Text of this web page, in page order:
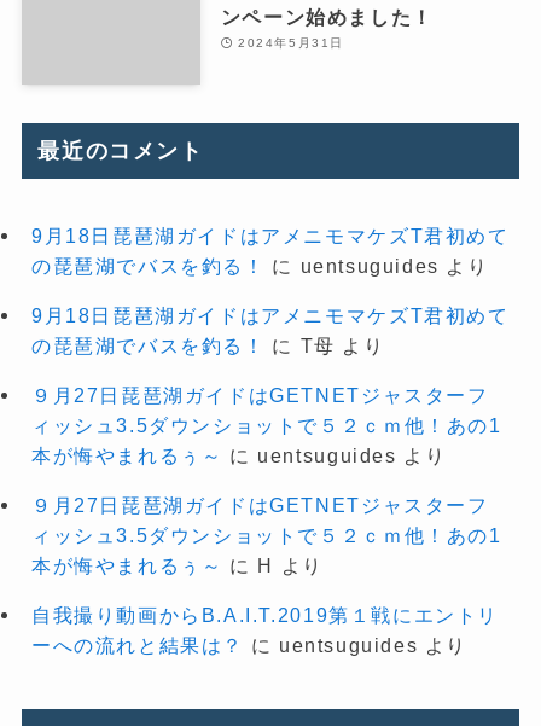
ンペーン始めました！
2024年5月31日
最近のコメント
9月18日琵琶湖ガイドはアメニモマケズT君初めて
の琵琶湖でバスを釣る！
に uentsuguides より
9月18日琵琶湖ガイドはアメニモマケズT君初めて
の琵琶湖でバスを釣る！
に T母 より
９月27日琵琶湖ガイドはGETNETジャスターフ
ィッシュ3.5ダウンショットで５２ｃｍ他！あの1
本が悔やまれるぅ～
に uentsuguides より
９月27日琵琶湖ガイドはGETNETジャスターフ
ィッシュ3.5ダウンショットで５２ｃｍ他！あの1
本が悔やまれるぅ～
に H より
自我撮り動画からB.A.I.T.2019第１戦にエントリ
ーへの流れと結果は？
に uentsuguides より